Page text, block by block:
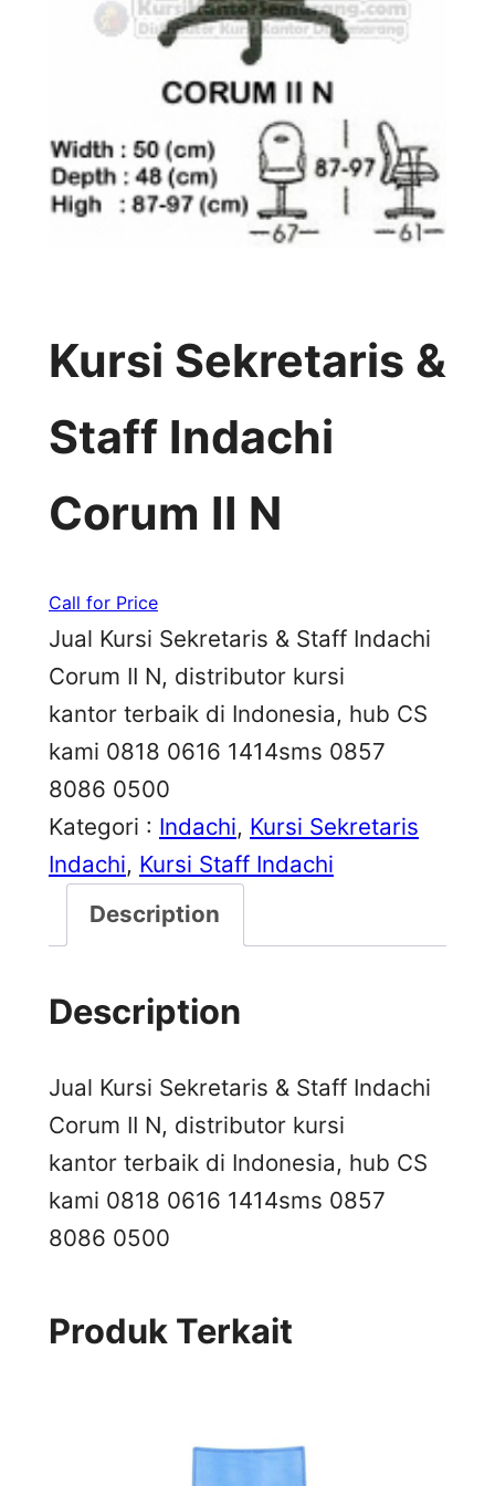
Kursi Sekretaris &
Staff Indachi
Corum II N
Call for Price
Jual Kursi Sekretaris & Staff Indachi
Corum II N, distributor kursi
kantor terbaik di Indonesia, hub CS
kami 0818 0616 1414sms 0857
8086 0500
Kategori : Indachi, Kursi Sekretaris
Indachi, Kursi Staff Indachi
Description
Description
Jual Kursi Sekretaris & Staff Indachi
Corum II N, distributor kursi
kantor terbaik di Indonesia, hub CS
kami 0818 0616 1414sms 0857
8086 0500
Produk Terkait